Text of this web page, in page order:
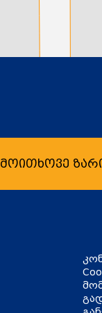
მოითხოვე